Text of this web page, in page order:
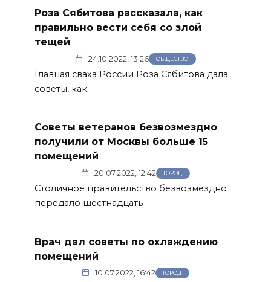
Роза Сябитова рассказала, как
правильно вести себя со злой
тещей
24.10.2022, 13:26 ОБЩЕСТВО
Главная сваха России Роза Сябитова дала
советы, как
Советы ветеранов безвозмездно
получили от Москвы больше 15
помещений
20.07.2022, 12:42 ГОРОД
Столичное правительство безвозмездно
передало шестнадцать
Врач дал советы по охлаждению
помещений
10.07.2022, 16:42 ГОРОД